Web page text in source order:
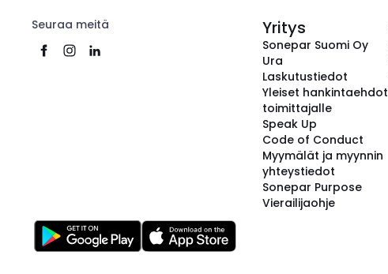
Seuraa meitä Yritys
Sonepar Suomi Oy
Ura
Laskutustiedot
Yleiset hankintaehdot
toimittajalle
Speak Up
Code of Conduct
Myymälät ja myynnin
yhteystiedot
Sonepar Purpose
Vierailijaohje